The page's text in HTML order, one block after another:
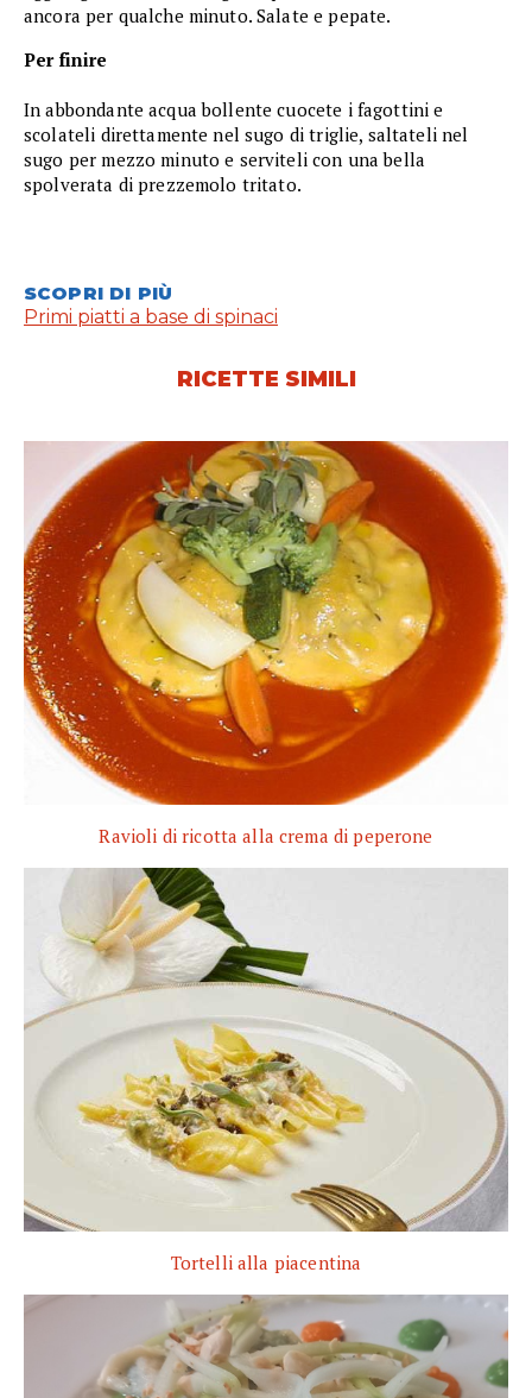
ancora per qualche minuto. Salate e pepate.
Per finire
In abbondante acqua bollente cuocete i fagottini e
scolateli direttamente nel sugo di triglie, saltateli nel
sugo per mezzo minuto e serviteli con una bella
spolverata di prezzemolo tritato.
SCOPRI DI PIÙ
Primi piatti a base di spinaci
RICETTE SIMILI
Ravioli di ricotta alla crema di peperone
Tortelli alla piacentina